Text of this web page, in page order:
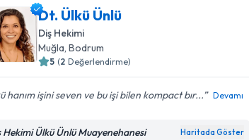
Dt. Ülkü Ünlü
Diş Hekimi
Muğla , Bodrum
5 (2 Değerlendirme)
hanım işini seven ve bu işi bilen kompact bır... Devamı
Hekimi Ülkü Ünlü Muayenehanesi Haritada Göster